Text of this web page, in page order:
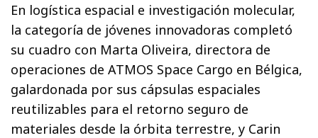
En logística espacial e investigación molecular,
la categoría de jóvenes innovadoras completó
su cuadro con Marta Oliveira, directora de
operaciones de ATMOS Space Cargo en Bélgica,
galardonada por sus cápsulas espaciales
reutilizables para el retorno seguro de
materiales desde la órbita terrestre, y Carin